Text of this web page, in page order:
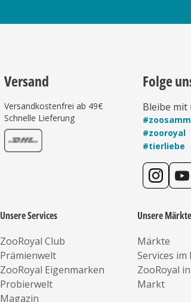
Versand
Versandkostenfrei ab 49€
Schnelle Lieferung
Folge
Bleibe mit
#zooroyal
#tierliebe
Unsere Services
ZooRoyal Club
Prämienwelt
ZooRoyal Eigenmarken
Probierwelt
Magazin
Unsere Märkte
Märkte
Services
ZooRoyal
Markt